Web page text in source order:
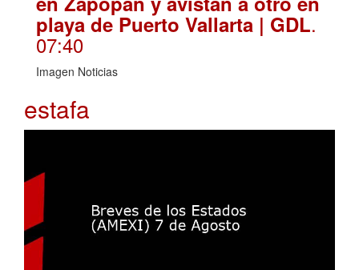
playa de Puerto Vallarta | GDL.
07:40
Imagen Noticias
estafa